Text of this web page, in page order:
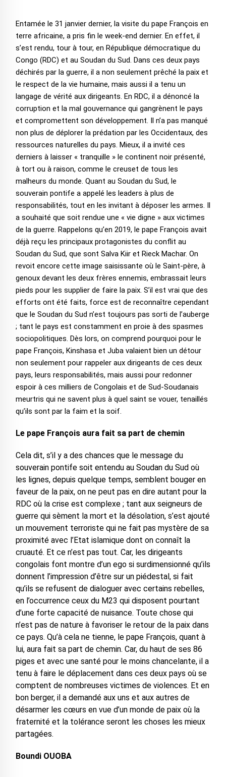
Entamée le 31 janvier dernier, la visite du pape François en
terre africaine, a pris fin le week-end dernier. En effet, il
s’est rendu, tour à tour, en République démocratique du
Congo (RDC) et au Soudan du Sud. Dans ces deux pays
déchirés par la guerre, il a non seulement prêché la paix et
le respect de la vie humaine, mais aussi il a tenu un
langage de vérité aux dirigeants. En RDC, il a dénoncé la
corruption et la mal gouvernance qui gangrènent le pays
et compromettent son développement. Il n’a pas manqué
non plus de déplorer la prédation par les Occidentaux, des
ressources naturelles du pays. Mieux, il a invité ces
derniers à laisser « tranquille » le continent noir présenté,
à tort ou à raison, comme le creuset de tous les
malheurs du monde. Quant au Soudan du Sud, le
souverain pontife a appelé les leaders à plus de
responsabilités, tout en les invitant à déposer les armes. Il
a souhaité que soit rendue une « vie digne » aux victimes
de la guerre. Rappelons qu’en 2019, le pape François avait
déjà reçu les principaux protagonistes du conflit au
Soudan du Sud, que sont Salva Kiir et Rieck Machar. On
revoit encore cette image saisissante où le Saint-père, à
genoux devant les deux frères ennemis, embrassait leurs
pieds pour les supplier de faire la paix. S’il est vrai que des
efforts ont été faits, force est de reconnaître cependant
que le Soudan du Sud n’est toujours pas sorti de l’auberge
; tant le pays est constamment en proie à des spasmes
sociopolitiques. Dès lors, on comprend pourquoi pour le
pape François, Kinshasa et Juba valaient bien un détour
non seulement pour rappeler aux dirigeants de ces deux
pays, leurs responsabilités, mais aussi pour redonner
espoir à ces milliers de Congolais et de Sud-Soudanais
meurtris qui ne savent plus à quel saint se vouer, tenaillés
qu’ils sont par la faim et la soif.
Le pape François aura fait sa part de chemin
Cela dit, s’il y a des chances que le message du
souverain pontife soit entendu au Soudan du Sud où
les lignes, depuis quelque temps, semblent bouger en
faveur de la paix, on ne peut pas en dire autant pour la
RDC où la crise est complexe ; tant aux seigneurs de
guerre qui sèment la mort et la désolation, s’est ajouté
un mouvement terroriste qui ne fait pas mystère de sa
proximité avec l’Etat islamique dont on connaît la
cruauté. Et ce n’est pas tout. Car, les dirigeants
congolais font montre d’un ego si surdimensionné qu’ils
donnent l’impression d’être sur un piédestal, si fait
qu’ils se refusent de dialoguer avec certains rebelles,
en l’occurrence ceux du M23 qui disposent pourtant
d’une forte capacité de nuisance. Toute chose qui
n’est pas de nature à favoriser le retour de la paix dans
ce pays. Qu’à cela ne tienne, le pape François, quant à
lui, aura fait sa part de chemin. Car, du haut de ses 86
piges et avec une santé pour le moins chancelante, il a
tenu à faire le déplacement dans ces deux pays où se
comptent de nombreuses victimes de violences. Et en
bon berger, il a demandé aux uns et aux autres de
désarmer les cœurs en vue d’un monde de paix où la
fraternité et la tolérance seront les choses les mieux
partagées.
Boundi OUOBA